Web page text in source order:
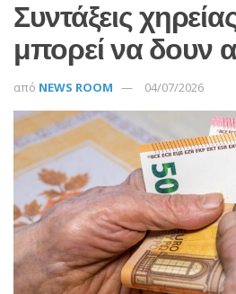
Συντάξεις
μπορεί να δουν
από NEWS ROOM 04/07/2026